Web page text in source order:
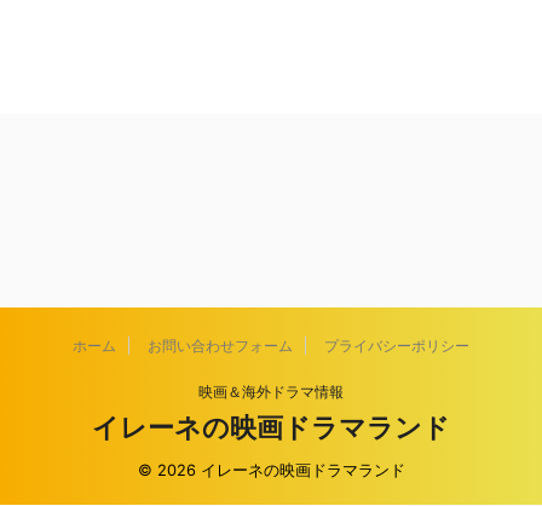
ホーム お問い合わせフォーム プライバシーポリシー
映画＆海外ドラマ情報
イレーネの映画ドラマランド
© 2026 イレーネの映画ドラマランド